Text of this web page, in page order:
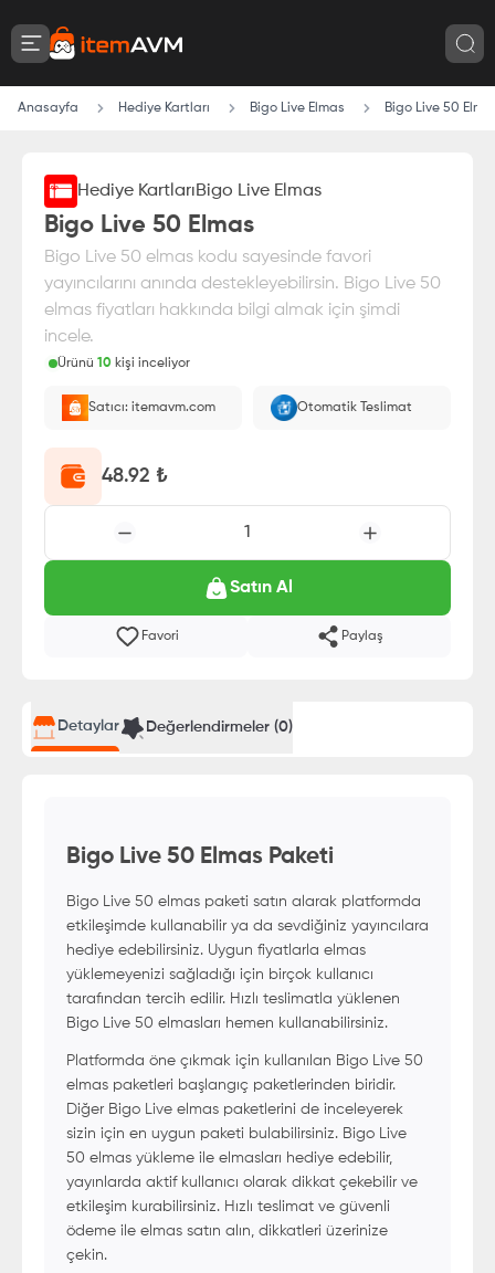
Anasayfa Hediye Kartları Bigo Live Elmas Bigo Live 50
Hediye KartlarıBigo Live Elmas
Bigo Live 50 Elmas
Bigo Live 50 elmas kodu sayesinde favori
yayıncılarını anında destekleyebilirsin. Bigo Live 50
elmas fiyatları hakkında bilgi almak için şimdi
incele.
Ürünü 10 kişi inceliyor
E-Pin olarak yüklenir.
Satıcı: itemavm.com Otomatik Teslimat
48.92 ₺
1
Satın Al
Favori Paylaş
Detaylar Değerlendirmeler (0)
Bigo Live 50 Elmas Paketi
Bigo Live 50 elmas paketi satın alarak platformda
etkileşimde kullanabilir ya da sevdiğiniz yayıncılara
hediye edebilirsiniz. Uygun fiyatlarla elmas
yüklemeyenizi sağladığı için birçok kullanıcı
tarafından tercih edilir. Hızlı teslimatla yüklenen
Bigo Live 50 elmasları hemen kullanabilirsiniz.
Platformda öne çıkmak için kullanılan Bigo Live 50
elmas paketleri başlangıç paketlerinden biridir.
Diğer Bigo Live elmas paketlerini de inceleyerek
sizin için en uygun paketi bulabilirsiniz. Bigo Live
50 elmas yükleme ile elmasları hediye edebilir,
yayınlarda aktif kullanıcı olarak dikkat çekebilir ve
etkileşim kurabilirsiniz. Hızlı teslimat ve güvenli
ödeme ile elmas satın alın, dikkatleri üzerinize
çekin.